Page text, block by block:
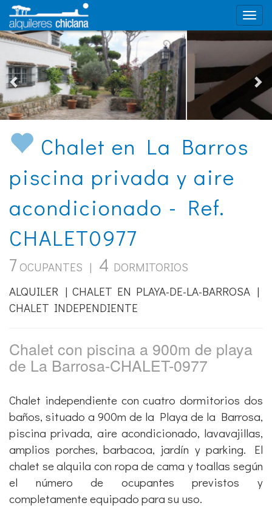
Chalet en La Barros
piscina privada y aire
acondicionado - Ref.
CHALET0977
7 OCUPANTES |4
DORMITORIOS
ALQUILER | CHALET EN PLAYA-DE-LA-BARROSA |